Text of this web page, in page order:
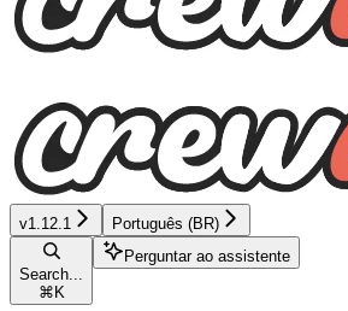
v1.12.1 Português (BR)
Search...
⌘ K
Perguntar ao assistente